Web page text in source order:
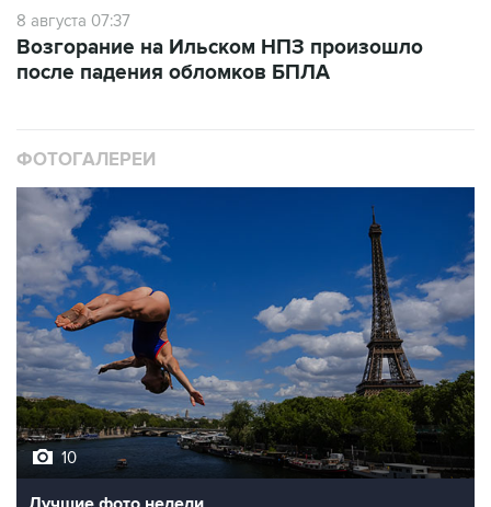
8 августа 07:37
Возгорание на Ильском НПЗ произошло
после падения обломков БПЛА
ФОТОГАЛЕРЕИ
10